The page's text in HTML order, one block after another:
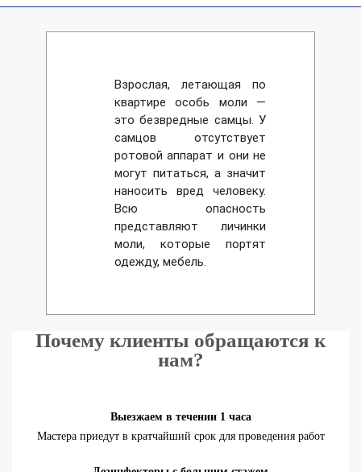
Взрослая, летающая по
квартире особь моли —
это безвредные самцы. У
самцов отсутствует
ротовой аппарат и они не
могут питаться, а значит
наносить вред человеку.
Всю опасность
представляют личинки
моли, которые портят
одежду, мебель.
Почему клиенты обращаются к
нам?
Выезжаем в течении 1 часа
Мастера приедут в кратчайший срок для проведения работ